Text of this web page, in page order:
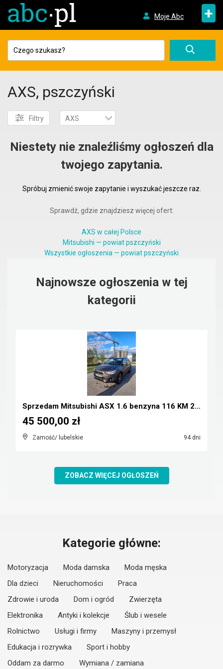
Moje Abc +
AXS, pszczyński
Filtry AXS
Niestety nie znaleźliśmy ogłoszeń dla
twojego zapytania.
Spróbuj zmienić swoje zapytanie i wyszukać jeszcze raz.
Sprawdź, gdzie znajdziesz więcej ofert:
AXS w całej Polsce
Mitsubishi — powiat pszczyński
Wszystkie ogłoszenia — powiat pszczyński
Najnowsze ogłoszenia w tej
kategorii
Sprzedam Mitsubishi ASX 1.6 benzyna 116 KM 2016r
Zamość/ lubelskie 94 dni
45 500,00 zł
ZOBACZ WIĘCEJ OGŁOSZEŃ
Kategorie główne:
Motoryzacja Moda damska
Moda męska
Dla dzieci
Nieruchomości
Praca
Zdrowie i uroda
Dom i ogród
Zwierzęta
Elektronika
Antyki i kolekcje
Ślub i wesele
Rolnictwo
Usługi i firmy
Maszyny i przemysł
Edukacja i rozrywka
Sport i hobby
Oddam za darmo
Wymiana / zamiana